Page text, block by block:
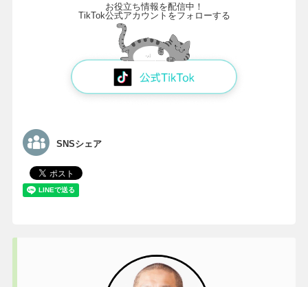
お役立ち情報を配信中！
TikTok公式アカウントをフォローする
SNSシェア